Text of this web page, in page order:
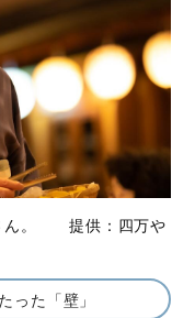
ん。 提供：四万や
った「壁」